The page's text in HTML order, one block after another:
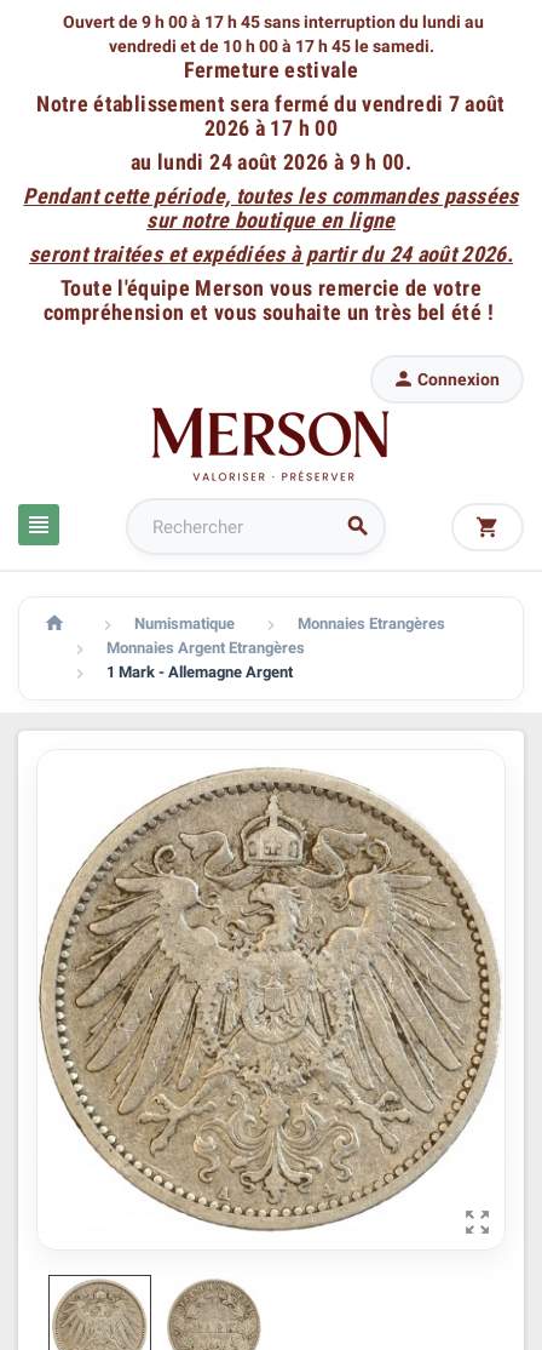
Ouvert de 9 h 00 à 17 h 45 sans interruption du lundi au
vendredi et de 10 h 00 à 17 h 45 le samedi.
Fermeture estivale
Notre établissement sera fermé du vendredi 7 août
2026 à 17 h 00
au lundi 24 août 2026 à 9 h 00.
Pendant cette période, toutes les commandes passées
sur notre boutique en ligne
seront traitées et expédiées à partir du 24 août 2026.
Toute l'équipe Merson vous remercie de votre
compréhension et vous souhaite un très bel été !
 
 Connexion

  Numismatique  Monnaies Etrangères
 Monnaies Argent Etrangères
 1 Mark - Allemagne Argent
